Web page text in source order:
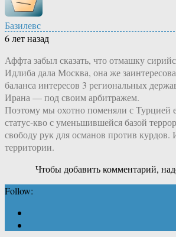
Базилевс
6 лет назад
Аффта забыл сказать, что отмашку
Идлиба дала Москва, она же
баланса интересов 3 региональных
Ирана — под своим арбитражем.
Поэтому мы охотно поменяли с Турцией
статус-кво с уменьшившейся базой
свободу рук для османов против курдов.
территории.
Чтобы добавить комментарий,
Follow: